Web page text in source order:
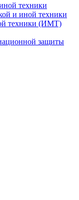
техники
и иной техники
техники (ИМТ)
защиты